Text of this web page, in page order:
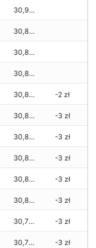
30,941 zł
30,896 zł
30,878 zł
30,878 zł
30,878 zł -2 zł
30,853 zł -3 zł
30,846 zł -3 zł
30,846 zł -3 zł
30,819 zł -3 zł
30,819 zł -3 zł
30,770 zł -3 zł
30,770 zł -3 zł